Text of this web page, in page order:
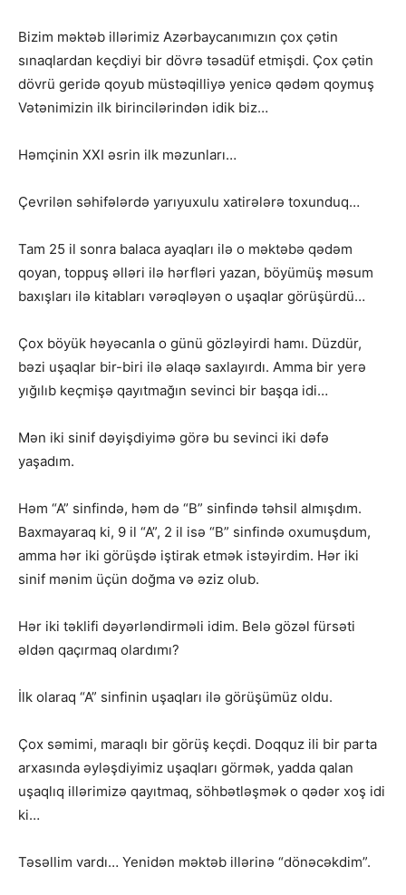
Bizim məktəb illərimiz Azərbaycanımızın çox çətin
sınaqlardan keçdiyi bir dövrə təsadüf etmişdi. Çox çətin
dövrü geridə qoyub müstəqilliyə yenicə qədəm qoymuş
Vətənimizin ilk birincilərindən idik biz…
Həmçinin XXI əsrin ilk məzunları…
Çevrilən səhifələrdə yarıyuxulu xatirələrə toxunduq…
Tam 25 il sonra balaca ayaqları ilə o məktəbə qədəm
qoyan, toppuş əlləri ilə hərfləri yazan, böyümüş məsum
baxışları ilə kitabları vərəqləyən o uşaqlar görüşürdü…
Çox böyük həyəcanla o günü gözləyirdi hamı. Düzdür,
bəzi uşaqlar bir-biri ilə əlaqə saxlayırdı. Amma bir yerə
yığılıb keçmişə qayıtmağın sevinci bir başqa idi…
Mən iki sinif dəyişdiyimə görə bu sevinci iki dəfə
yaşadım.
Həm “A” sinfində, həm də “B” sinfində təhsil almışdım.
Baxmayaraq ki, 9 il “A”, 2 il isə “B” sinfində oxumuşdum,
amma hər iki görüşdə iştirak etmək istəyirdim. Hər iki
sinif mənim üçün doğma və əziz olub.
Hər iki təklifi dəyərləndirməli idim. Belə gözəl fürsəti
əldən qaçırmaq olardımı?
İlk olaraq “A” sinfinin uşaqları ilə görüşümüz oldu.
Çox səmimi, maraqlı bir görüş keçdi. Doqquz ili bir parta
arxasında əyləşdiyimiz uşaqları görmək, yadda qalan
uşaqlıq illərimizə qayıtmaq, söhbətləşmək o qədər xoş idi
ki…
Təsəllim vardı… Yenidən məktəb illərinə “dönəcəkdim”.